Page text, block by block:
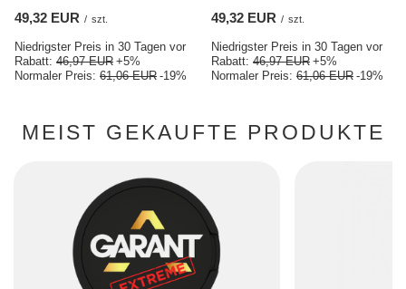
49,32 EUR / szt.
Niedrigster Preis in 30 Tagen vor
Rabatt: 46,97 EUR +5%
Normaler Preis: 61,06 EUR -19%
49,32 EUR / szt.
Niedrigster Preis in 30 Tagen vor
Rabatt: 46,97 EUR +5%
Normaler Preis: 61,06 EUR -19%
MEIST GEKAUFTE PRODUKTE